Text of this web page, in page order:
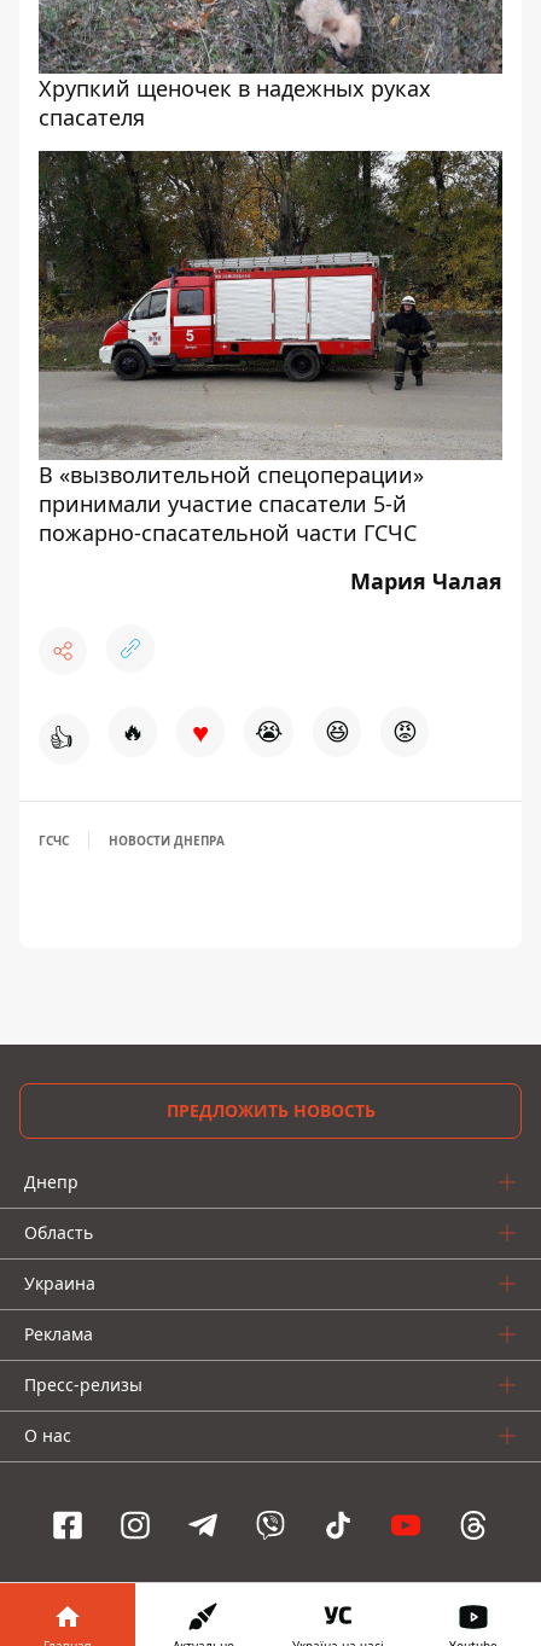
Хрупкий щеночек в надежных руках
спасателя
В «вызволительной спецоперации»
принимали участие спасатели 5-й
пожарно-спасательной части ГСЧС
Мария Чалая
👍 🔥 ♥ 😭 😆 😡
ГСЧС НОВОСТИ ДНЕПРА
ПРЕДЛОЖИТЬ НОВОСТЬ
Днепр
Область
Украина
Реклама
Пресс-релизы
О нас
Информатор проекты